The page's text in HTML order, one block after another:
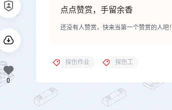
点点赞赏，手留余香
还没有人赞赏，快来当第一个赞赏的人吧！
0
探伤作业 探伤工